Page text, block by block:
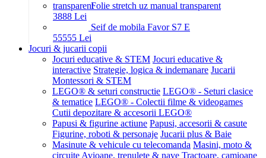
Folie stretch uz manual transparent
3888 Lei
Seif de mobila Favor S7 E
55555 Lei
Jocuri & jucarii copii
Jocuri educative & STEM Jocuri educative &
interactive Strategie, logica & indemanare Jucarii
Montessori & STEM
LEGO® & seturi constructie LEGO® - Seturi clasice
& tematice LEGO® - Colectii filme & videogames
Cutii depozitare & accesorii LEGO®
Papusi & figurine actiune Papusi, accesorii & casute
Figurine, roboti & personaje Jucarii plus & Baie
Masinute & vehicule cu telecomanda Masini, moto &
circuite Avioane, trenulete & nave Tractoare, camioane